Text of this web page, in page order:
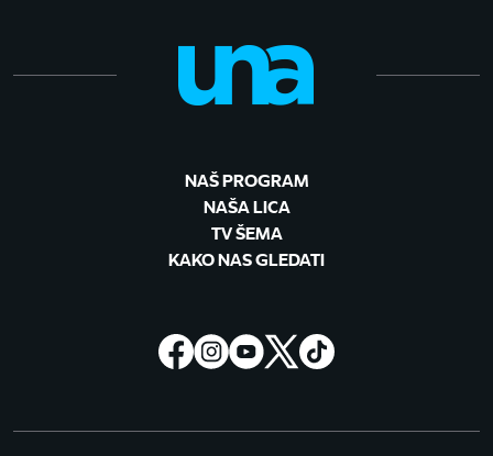
NAŠ PROGRAM
NAŠA LICA
TV ŠEMA
KAKO NAS GLEDATI